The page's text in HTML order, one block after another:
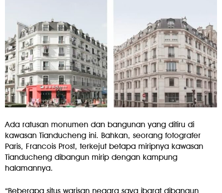
Ada ratusan monumen dan bangunan yang ditiru di
kawasan Tianducheng ini. Bahkan, seorang fotografer
Paris, Francois Prost, terkejut betapa miripnya kawasan
Tianducheng dibangun mirip dengan kampung
halamannya.
“Beberapa situs warisan negara saya ibarat dibangun